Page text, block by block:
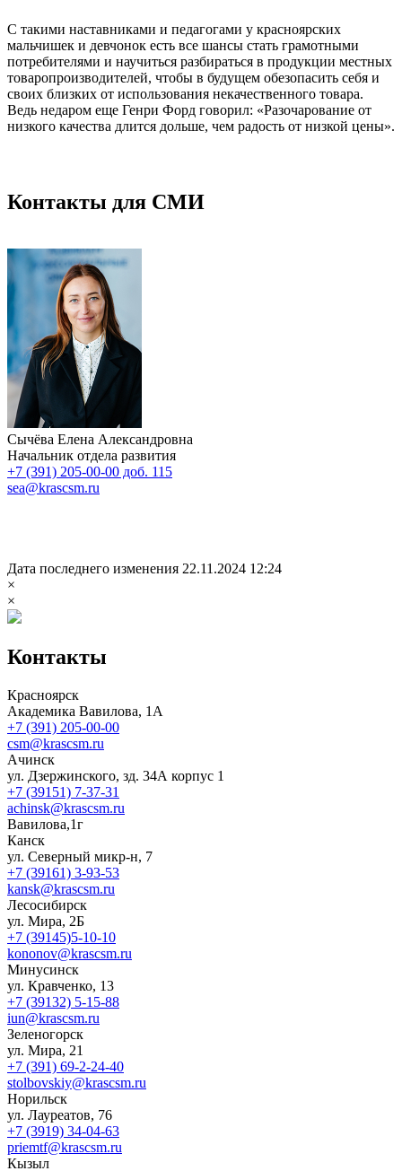
С такими наставниками и педагогами у красноярских
мальчишек и девчонок есть все шансы стать грамотными
потребителями и научиться разбираться в продукции местных
товаропроизводителей, чтобы в будущем обезопасить себя и
своих близких от использования некачественного товара.
Ведь недаром еще Генри Форд говорил: «Разочарование от
низкого качества длится дольше, чем радость от низкой цены».
Контакты для СМИ
Сычёва Елена Александровна
Начальник отдела развития
+7 (391) 205-00-00 доб. 115
sea@krascsm.ru
Дата последнего изменения 22.11.2024 12:24
×
×
Контакты
Красноярск
Академика Вавилова, 1А
+7 (391) 205-00-00
csm@krascsm.ru
Ачинск
ул. Дзержинского, зд. 34А корпус 1
+7 (39151) 7-37-31
achinsk@krascsm.ru
Вавилова,1г
Канск
ул. Северный микр-н, 7
+7 (39161) 3-93-53
kansk@krascsm.ru
Лесосибирск
ул. Мира, 2Б
+7 (39145)5-10-10
kononov@krascsm.ru
Минусинск
ул. Кравченко, 13
+7 (39132) 5-15-88
iun@krascsm.ru
Зеленогорск
ул. Мира, 21
+7 (391) 69-2-24-40
stolbovskiy@krascsm.ru
Норильск
ул. Лауреатов, 76
+7 (3919) 34-04-63
priemtf@krascsm.ru
Кызыл